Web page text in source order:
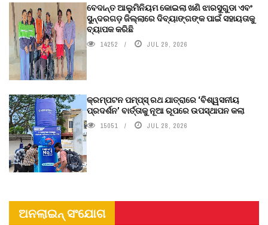
ବେଦାନ୍ତ ଆଲୁମିନିୟମ କୋଇଲା ଖଣି ଝାରସୁଗୁଡା ଏବଂ
ସୁନ୍ଦରଗଡ଼ ଜିଲ୍ଲାରେ ଦିବ୍ୟାଙ୍ଗଙ୍କ ପାଇଁ ସହାୟତାକୁ
ବ୍ୟାପକ କରିଛି
14252 JUL 29, 2026
କ୍ରମ୍ପଟନ ପମ୍ପ୍‌ସ୍‌ ରଥ ଯାତ୍ରାରେ ‘ବିଶ୍ୱସନୀୟ
ପ୍ରଦର୍ଶନ’ ବାର୍ତ୍ତାକୁ ନୂଆ ରୂପରେ ଉପସ୍ଥାପନ କଲା
15051 JUL 28, 2026
ଅନଲାଇନ୍ ସଂଯୋଗ